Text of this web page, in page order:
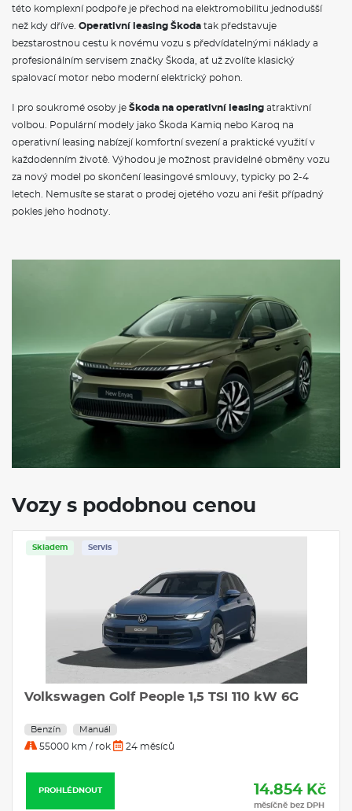
této komplexní podpoře je přechod na elektromobilitu jednodušší
než kdy dříve. Operativní leasing Škoda tak představuje
bezstarostnou cestu k novému vozu s předvídatelnými náklady a
profesionálním servisem značky Škoda, ať už zvolíte klasický
spalovací motor nebo moderní elektrický pohon.
I pro soukromé osoby je Škoda na operativní leasing atraktivní
volbou. Populární modely jako Škoda Kamiq nebo Karoq na
operativní leasing nabízejí komfortní svezení a praktické využití v
každodenním životě. Výhodou je možnost pravidelné obměny vozu
za nový model po skončení leasingové smlouvy, typicky po 2-4
letech. Nemusíte se starat o prodej ojetého vozu ani řešit případný
pokles jeho hodnoty.
Vozy s podobnou cenou
Skladem Servis
Volkswagen Golf People 1,5 TSI 110 kW 6G
Benzín Manuál
55000 km / rok 24 měsíců
PROHLÉDNOUT 14.854 Kč
měsíčně bez DPH